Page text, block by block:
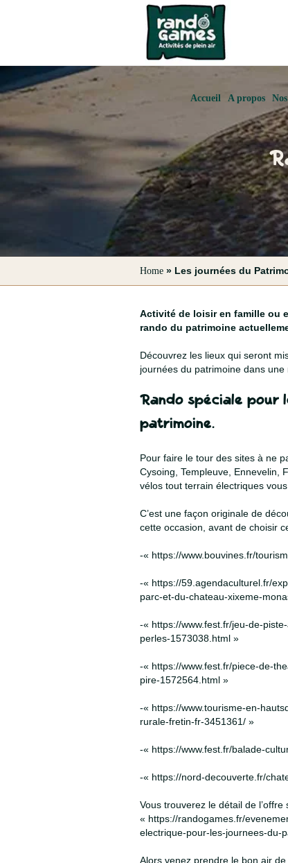
Accueil A propos
Home » Les journées du
Activité de loisir en famille ou
rando du patrimoine
Découvrez les lieux qui seront
journées du patrimoine dans une
Rando spéciale pour
patrimoine.
Pour faire le tour des sites à ne
Cysoing, Templeuve, Ennevelin,
vélos tout terrain électriques
C’est une façon originale de
cette occasion, avant de choisir
-« https://www.bouvines.fr/
-« https://59.agendaculturel.fr/
parc-et-du-chateau-xixeme-
-« https://www.fest.fr/jeu-de-
perles-1573038.html »
-« https://www.fest.fr/piece-de-
pire-1572564.html »
-« https://www.tourisme-en-
rurale-fretin-fr-3451361/ »
-« https://www.fest.fr/balade-
-« https://nord-decouverte.fr/
Vous trouverez le détail de l’offre
« https://randogames.fr/
electrique-pour-les-journees-du-
Alors venez prendre le bon air